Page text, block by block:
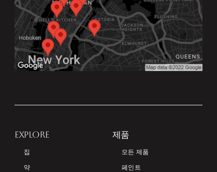
EXPLORE
집
약
제품
모든 제품
페인트